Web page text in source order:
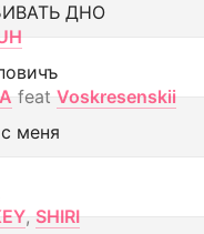
ДНО
feat Voskresenskii
меня
, SHIRI